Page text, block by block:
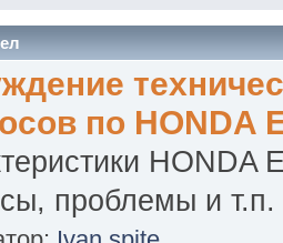
по HONDA
HONDA
проблемы и т.п.